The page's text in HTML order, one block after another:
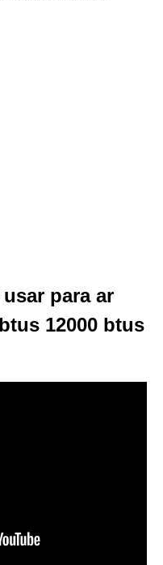
para ar
12000 btus